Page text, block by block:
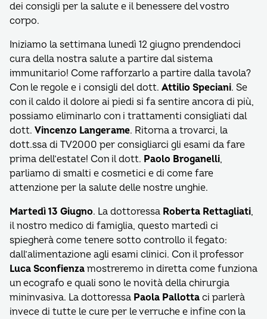
dei consigli per la salute e il benessere del vostro
corpo.
Iniziamo la settimana lunedì 12 giugno prendendoci
cura della nostra salute a partire dal sistema
immunitario! Come rafforzarlo a partire dalla tavola?
Con le regole e i consigli del dott. Attilio Speciani. Se
con il caldo il dolore ai piedi si fa sentire ancora di più,
possiamo eliminarlo con i trattamenti consigliati dal
dott. Vincenzo Langerame. Ritorna a trovarci, la
dott.ssa di TV2000 per consigliarci gli esami da fare
prima dell’estate! Con il dott. Paolo Broganelli,
parliamo di smalti e cosmetici e di come fare
attenzione per la salute delle nostre unghie.
Martedì 13 Giugno. La dottoressa Roberta Rettagliati,
il nostro medico di famiglia, questo martedì ci
spiegherà come tenere sotto controllo il fegato:
dall’alimentazione agli esami clinici. Con il professor
Luca Sconfienza mostreremo in diretta come funziona
un ecografo e quali sono le novità della chirurgia
mininvasiva. La dottoressa Paola Pallotta ci parlerà
invece di tutte le cure per le verruche e infine con la